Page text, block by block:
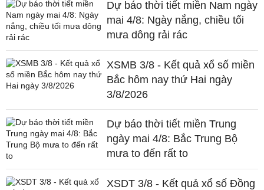
Dự báo thời tiết miền Nam ngày
mai 4/8: Ngày nắng, chiều tối
mưa dông rải rác
XSMB 3/8 - Kết quả xổ số miền
Bắc hôm nay thứ Hai ngày
3/8/2026
Dự báo thời tiết miền Trung
ngày mai 4/8: Bắc Trung Bộ
mưa to đến rất to
XSDT 3/8 - Kết quả xổ số Đồng